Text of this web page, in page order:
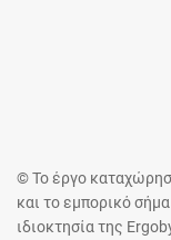
© Το έργο
και το εμπορικό
ιδιοκτησία της